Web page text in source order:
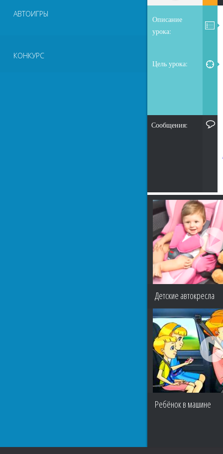
АВТОИГРЫ
КОНКУРС
Описание
урока:
Цель урока:
Сообщения:
Детские автокресла
Ребёнок в машине